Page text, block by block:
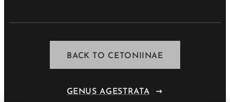
BACK TO CETONIINAE
GENUS AGESTRATA